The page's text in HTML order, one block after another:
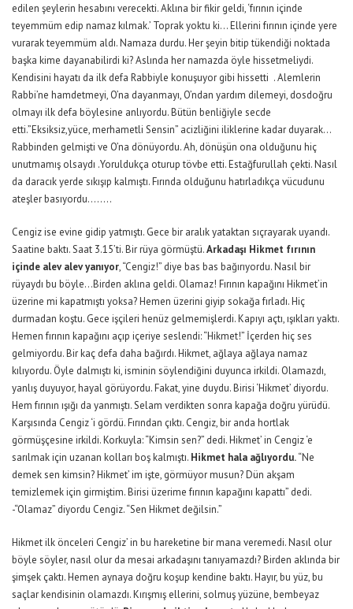
edilen şeylerin hesabını verecekti. Aklına bir fikir geldi, ‘fırının içinde
teyemmüm edip namaz kılmak.’ Toprak yoktu ki… Ellerini fırının içinde yere
vurarak teyemmüm aldı. Namaza durdu. Her şeyin bitip tükendiği noktada
başka kime dayanabilirdi ki? Aslında her namazda öyle hissetmeliydi.
Kendisini hayatı da ilk defa Rabbiyle konuşuyor gibi hissetti . Alemlerin
Rabbi’ne hamdetmeyi, O’na dayanmayı, O’ndan yardım dilemeyi, dosdoğru
olmayı ilk defa böylesine anlıyordu. Bütün benliğiyle secde
etti.”Eksiksiz,yüce, merhametli Sensin” acizliğini iliklerine kadar duyarak…
Rabbinden gelmişti ve O’na dönüyordu. Ah, dönüşün ona olduğunu hiç
unutmamış olsaydı .Yoruldukça oturup tövbe etti. Estağfurullah çekti. Nasıl
da daracık yerde sıkışıp kalmıştı. Fırında olduğunu hatırladıkça vücudunu
ateşler basıyordu……..
Cengiz ise evine gidip yatmıştı. Gece bir aralık yataktan sıçrayarak uyandı.
Saatine baktı. Saat 3.15’ti. Bir rüya görmüştü.Arkadaşı Hikmet fırının
içinde alev alev yanıyor, “Cengiz!” diye bas bas bağırıyordu. Nasıl bir
rüyaydı bu böyle…Birden aklına geldi. Olamaz! Fırının kapağını Hikmet’in
üzerine mi kapatmıştı yoksa? Hemen üzerini giyip sokağa fırladı. Hiç
durmadan koştu. Gece işçileri henüz gelmemişlerdi. Kapıyı açtı, ışıkları yaktı.
Hemen fırının kapağını açıp içeriye seslendi: “Hikmet!” İçerden hiç ses
gelmiyordu. Bir kaç defa daha bağırdı. Hikmet, ağlaya ağlaya namaz
kılıyordu. Öyle dalmıştı ki, isminin söylendiğini duyunca irkildi. Olamazdı,
yanlış duyuyor, hayal görüyordu. Fakat, yine duydu. Birisi ‘Hikmet’ diyordu.
Hem fırının ışığı da yanmıştı. Selam verdikten sonra kapağa doğru yürüdü.
Karşısında Cengiz ‘i gördü. Fırından çıktı. Cengiz, bir anda hortlak
görmüşçesine irkildi. Korkuyla: “Kimsin sen?” dedi. Hikmet’ in Cengiz ‘e
sarılmak için uzanan kolları boş kalmıştı. Hikmet hala ağlıyordu.“Ne
demek sen kimsin? Hikmet’ im işte, görmüyor musun? Dün akşam
temizlemek için girmiştim. Birisi üzerime fırının kapağını kapattı” dedi.
-“Olamaz” diyordu Cengiz. “Sen Hikmet değilsin.”
Hikmet ilk önceleri Cengiz’ in bu hareketine bir mana veremedi. Nasıl olur
böyle söyler, nasıl olur da mesai arkadaşını tanıyamazdı? Birden aklında bir
şimşek çaktı. Hemen aynaya doğru koşup kendine baktı. Hayır, bu yüz, bu
saçlar kendisinin olamazdı. Kırışmış ellerini, solmuş yüzüne, bembeyaz